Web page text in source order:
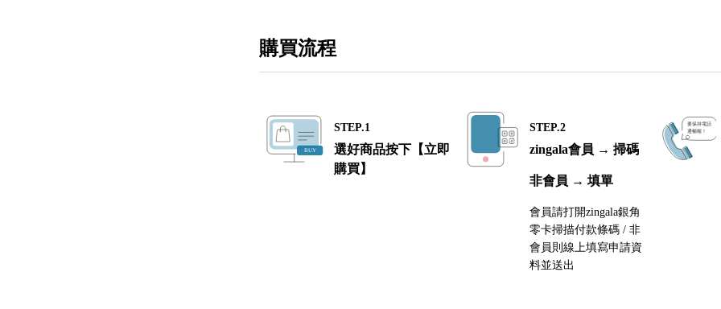
購買流程
STEP.1
選好商品按下【立即
購買】
STEP.2
zingala會員 → 掃碼
非會員 → 填單
會員請打開zingala銀角
零卡掃描付款條碼 / 非
會員則線上填寫申請資
料並送出